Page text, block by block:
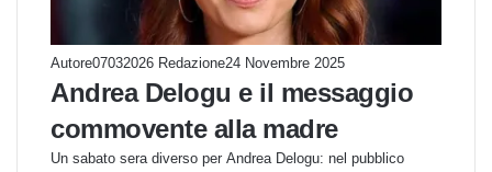
Autore07032026 Redazione24 Novembre 2025
Andrea Delogu e il messaggio
commovente alla madre
Un sabato sera diverso per Andrea Delogu: nel pubblico